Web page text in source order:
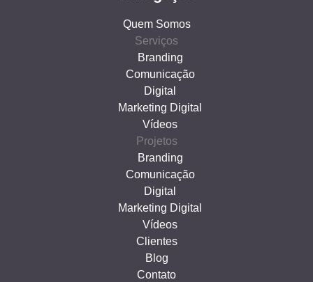
Quem Somos
Serviços
Branding
Comunicação
Digital
Marketing Digital
Vídeos
Projetos
Branding
Comunicação
Digital
Marketing Digital
Vídeos
Clientes
Blog
Contato